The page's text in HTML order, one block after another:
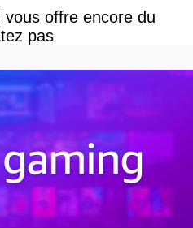
vous offre encore du
pas